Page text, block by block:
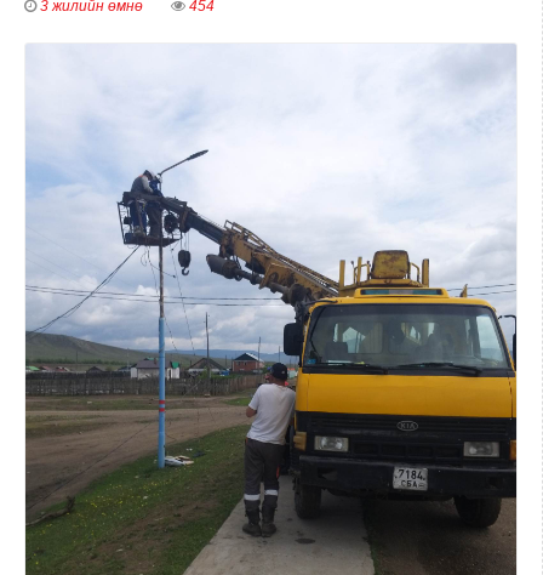
3 жилийн өмнө 454